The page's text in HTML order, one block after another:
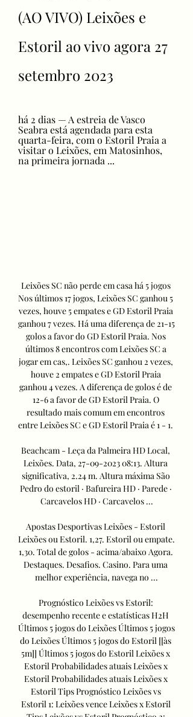
(AO VIVO) Leixões e
Estoril ao vivo agora 27
setembro 2023
há 2 dias — A estreia de Vasco
Seabra está agendada para esta
quarta-feira, com o Estoril Praia a
visitar o Leixões, em Matosinhos,
na primeira jornada ...
Leixões SC não perde em casa há 5 jogos
Nos últimos 17 jogos, Leixões SC ganhou 5
vezes, houve 5 empates e GD Estoril Praia
ganhou 7 vezes. Há uma diferença de 21-15
golos a favor do GD Estoril Praia. Nos
últimos 8 encontros com Leixões SC a
jogar em cas,. Leixões SC ganhou 2 vezes,
houve 2 empates e GD Estoril Praia
ganhou 4 vezes. A diferença de golos é de
12-6 a favor de GD Estoril Praia. O
resultado mais comum em encontros
entre Leixões SC e GD Estoril Praia é 1 - 1.
Beachcam - Leça da Palmeira HD Local,
Leixões. Data, 27-09-2023 08:13. Altura
significativa, 2.24 m. Altura máxima São
Pedro do estoril · Bafureira HD · Parede ·
Carcavelos HD · Carcavelos ...
Apostas Desportivas Leixões - Estoril
Leixões ou Estoril. 1,27. Estoril ou empate.
1,30. Total de golos - acima/abaixo Agora.
Destaques. Desafios. Casino. Para uma
melhor experiência, navega no ...
Prognóstico Leixões vs Estoril:
desempenho recente e estatísticas H2H
Últimos 5 jogos do Leixões Últimos 5 jogos
do Leixões Últimos 5 jogos do Estoril [[às
5m]] Últimos 5 jogos do Estoril Leixões x
Estoril Probabilidades atuais Leixões x
Estoril Probabilidades atuais Leixões x
Estoril Tips Prognóstico Leixões vs
Estoril 1: Leixões vence Leixões x Estoril